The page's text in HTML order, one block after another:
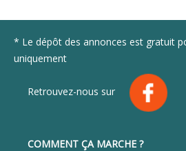
* Le dépôt des annonces est gratuit
uniquement
Retrouvez-nous sur
COMMENT ÇA MARCHE ?